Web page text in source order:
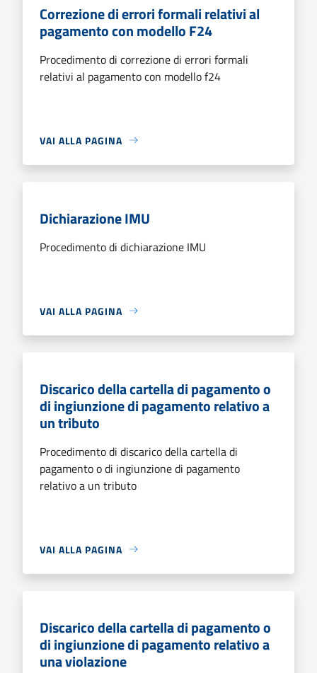
Correzione di errori formali relativi al
pagamento con modello F24
Procedimento di correzione di errori formali
relativi al pagamento con modello f24
VAI ALLA PAGINA
Dichiarazione IMU
Procedimento di dichiarazione IMU
VAI ALLA PAGINA
Discarico della cartella di pagamento o
di ingiunzione di pagamento relativo a
un tributo
Procedimento di discarico della cartella di
pagamento o di ingiunzione di pagamento
relativo a un tributo
VAI ALLA PAGINA
Discarico della cartella di pagamento o
di ingiunzione di pagamento relativo a
una violazione